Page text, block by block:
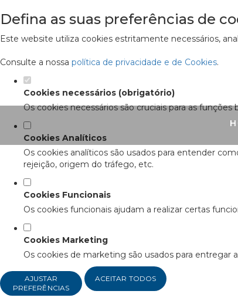
Defina as suas preferências de
Este website utiliza cookies estritamente necessários,
Consulte a nossa política de privacidade e de Cookies.
Cookies necessários (obrigatório)
Os cookies necessários são cruciais para as
Cookies Analíticos
Os cookies analíticos são usados para entender
rejeição, origem do tráfego, etc.
Cookies Funcionais
Os cookies funcionais ajudam a realizar certas
Cookies Marketing
Os cookies de marketing são usados para entregar
AJUSTAR
PREFERÊNCIAS
ACEITAR TODOS